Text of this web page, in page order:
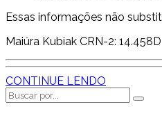
Essas informações não
Maiúra Kubiak CRN-2: 14.458D
CONTINUE LENDO